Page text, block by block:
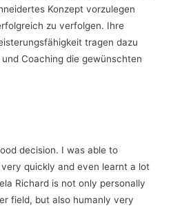
Konzept vorzulegen
zu verfolgen. Ihre
tragen dazu
Coaching die gewünschten
decision. I was able to
quickly and even learnt a lot
Richard is not only personally
field, but also humanly very